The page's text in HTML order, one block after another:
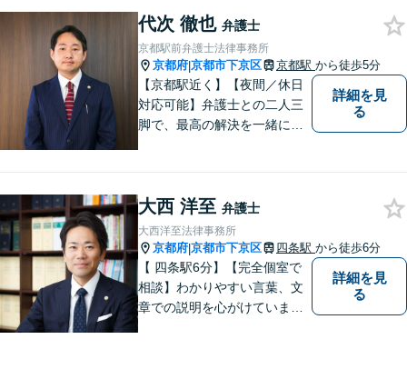
代次 徹也 弁護士
京都駅前弁護士法律事務所
京都府|京都市下京区 京都駅 から徒歩5分
【京都駅近く】【夜間／休日
対応可能】弁護士との二人三
脚で、最高の解決を一緒に目
可能です。【地域に根ざした
弁護士】まずは当事務所の無
料法律相談をご体験くださ
い。
詳細を見
る
大西 洋至 弁護士
大西洋至法律事務所
京都府|京都市下京区 四条駅 から徒歩6分
【 四条駅6分】【完全個室で
相談】わかりやすい言葉、文
章での説明を心がけていま
詳細を見
る